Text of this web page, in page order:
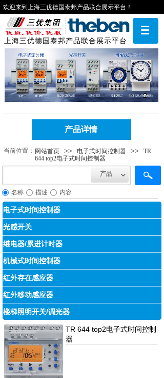
欢迎来到上海三优德国泰邦产品联合展示平台！
上海三优德国泰邦产品联合展示平台
产品详情
当前位​​置： 网站首页 >> 电子式时间控制器 >>
TR
644 top2电子式时间控制器
产品
名称 描述 内容
电子式时间控制器
光感开关
继电器/累进计时器
机械式时间控制器
红外存在感应器
红外移动感应器
楼梯照明开关/调光器
TR 644 top2电子式时间控制
器